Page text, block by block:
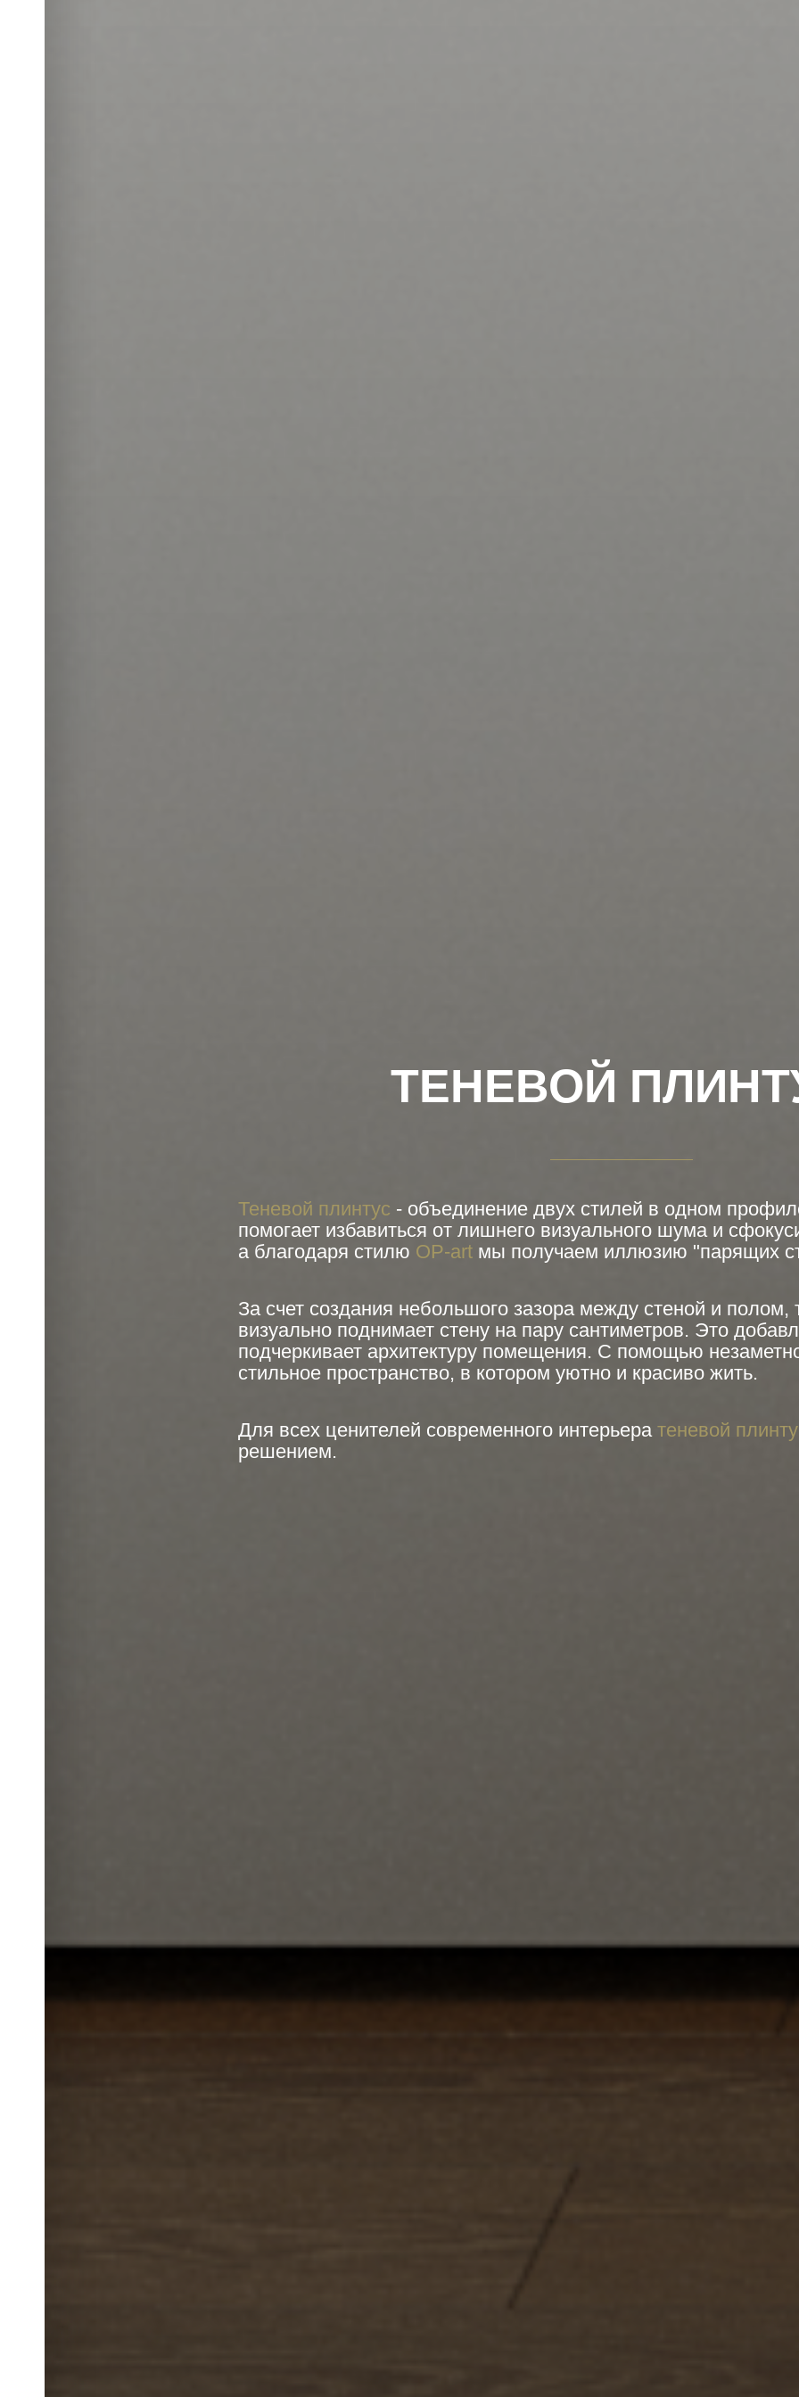
ТЕНЕВОЙ
Теневой плинтус - объединение двух стилей в одном
помогает избавиться от лишнего визуального шума и
а благодаря стилю OP-art мы получаем иллюзию "парящих
За счет создания небольшого зазора между стеной и
визуально поднимает стену на пару сантиметров. Это
подчеркивает архитектуру помещения. С помощью
стильное пространство, в котором уютно и красиво жить.
Для всех ценителей современного интерьера теневой
решением.